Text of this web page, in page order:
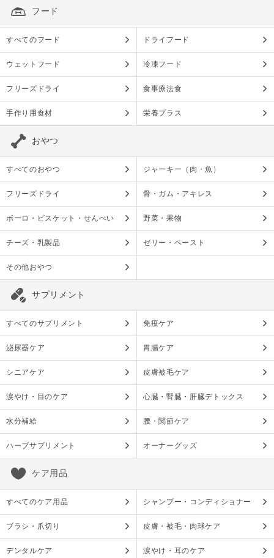
フード
すべてのフード ドライフード
ウェットフード 冷凍フード
フリーズドライ 食事療法食
手作り用食材 栄養プラス
おやつ
すべてのおやつ ジャーキー（肉・魚）
フリーズドライ 骨・ガム・アキレス
ボーロ・ビスケット・せんべい 野菜・果物
チーズ・乳製品 ゼリー・ペースト
その他おやつ
サプリメント
すべてのサプリメント 免疫ケア
泌尿器ケア 胃腸ケア
シニアケア 皮膚被毛ケア
涙やけ・目のケア 心臓・腎臓・肝臓デトックス
水分補給 腰・関節ケア
ハーブサプリメント オーナーグッズ
ケア用品
すべてのケア用品 シャンプー・コンディショナー
ブラシ・爪切り 皮膚・被毛・肉球ケア
デンタルケア 涙やけ・耳のケア